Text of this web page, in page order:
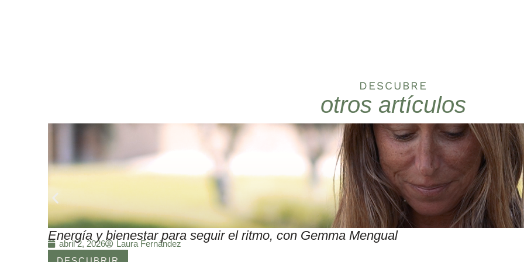
DESCUBRE
otros artículos
Energía y bienestar para seguir el ritmo, con Gemma Mengual
abril 2, 2026
Laura Fernández